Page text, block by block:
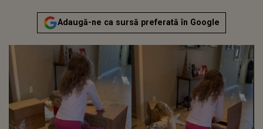
Adaugă-ne ca sursă preferată în Google